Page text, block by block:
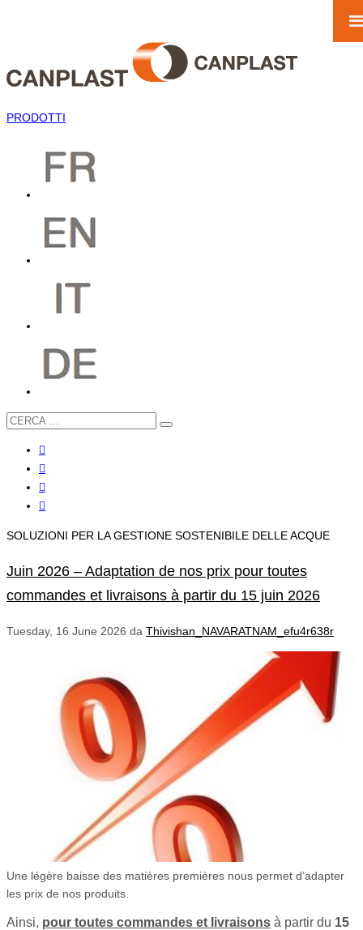
PRODOTTI
SOLUZIONI PER LA GESTIONE SOSTENIBILE DELLE ACQUE
Juin 2026 – Adaptation de nos prix pour toutes
commandes et livraisons à partir du 15 juin 2026
Tuesday, 16 June 2026 da Thivishan_NAVARATNAM_efu4r638r
Une légère baisse des matières premières nous permet d’adapter
les prix de nos produits.
Ainsi, pour toutes commandes et livraisons à partir du 15